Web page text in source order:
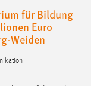
für Bildung
Euro
Weiden